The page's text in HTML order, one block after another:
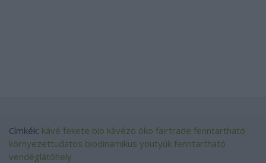
Címkék: kávé fekete bio kávézó öko fairtrade fenntartható
környezettudatos biodinamikus youtyúk fenntartható
vendéglátóhely